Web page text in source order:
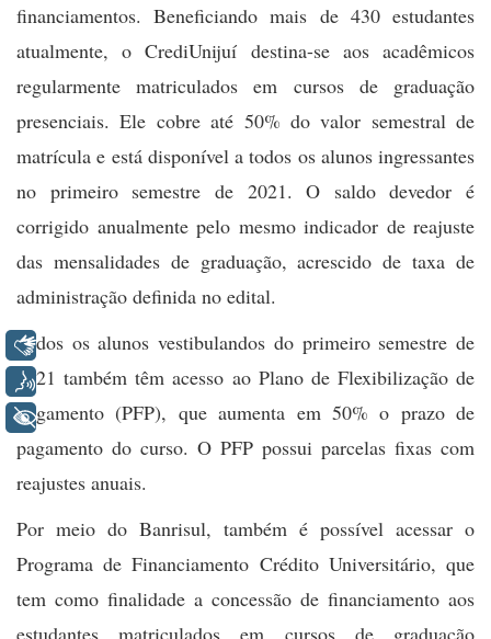
financiamentos. Beneficiando mais de 430 estudantes
atualmente, o CrediUnijuí destina-se aos acadêmicos
regularmente matriculados em cursos de graduação
presenciais. Ele cobre até 50% do valor semestral de
matrícula e está disponível a todos os alunos ingressantes
no primeiro semestre de 2021. O saldo devedor é
corrigido anualmente pelo mesmo indicador de reajuste
das mensalidades de graduação, acrescido de taxa de
administração definida no edital.
Todos os alunos vestibulandos do primeiro semestre de
2021 também têm acesso ao Plano de Flexibilização de
Pagamento (PFP), que aumenta em 50% o prazo de
pagamento do curso. O PFP possui parcelas fixas com
reajustes anuais.
Por meio do Banrisul, também é possível acessar o
Programa de Financiamento Crédito Universitário, que
tem como finalidade a concessão de financiamento aos
estudantes matriculados em cursos de graduação
Libras
Voz
+ Acessibilidade